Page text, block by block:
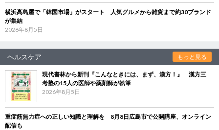
横浜高島屋で「韓国市場」がスタート 人気グルメから雑貨まで約30ブランド
が集結
2026年8月5日
ヘルスケア もっと見る
現代書林から新刊『こんなときには、まず、漢方！』 漢方三
考塾の15人の医師や薬剤師が執筆
2026年8月5日
重症筋無力症への正しい知識と理解を 8月8日広島市で公開講座、オンライン
配信も